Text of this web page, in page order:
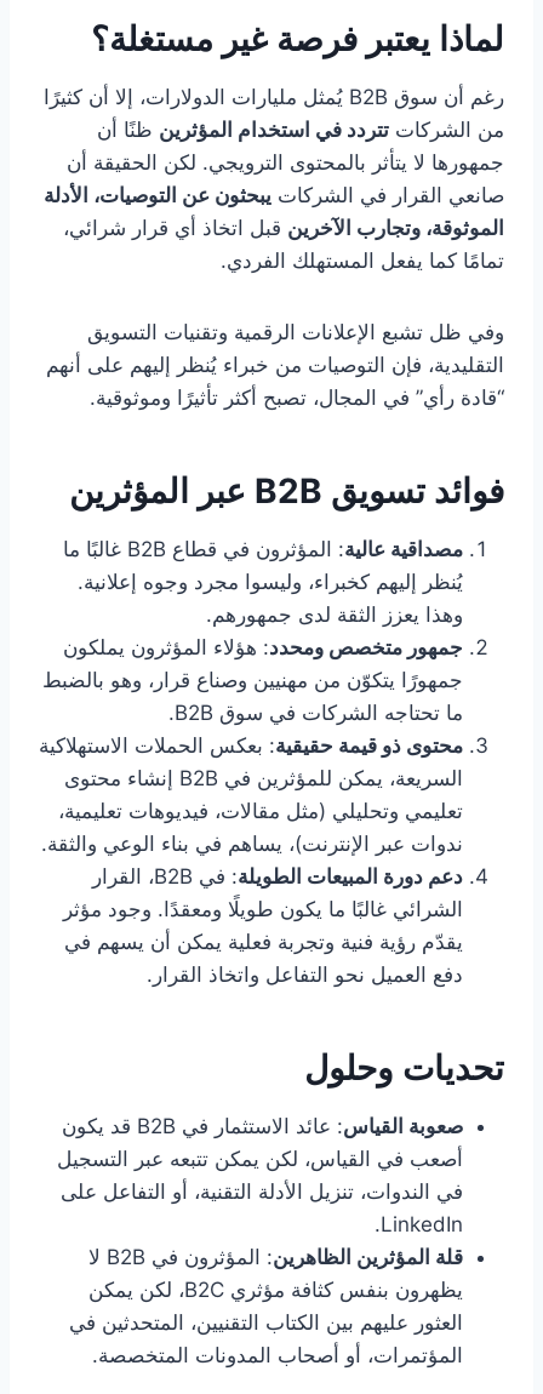
لماذا يعتبر فرصة غير مستغلة؟
رغم أن سوق B2B يُمثل مليارات الدولارات، إلا أن كثيرًا
من الشركات تتردد في استخدام المؤثرين ظنًا أن
جمهورها لا يتأثر بالمحتوى الترويجي. لكن الحقيقة أن
صانعي القرار في الشركات يبحثون عن التوصيات، الأدلة
الموثوقة، وتجارب الآخرين قبل اتخاذ أي قرار شرائي،
تمامًا كما يفعل المستهلك الفردي.
وفي ظل تشبع الإعلانات الرقمية وتقنيات التسويق
التقليدية، فإن التوصيات من خبراء يُنظر إليهم على أنهم
“قادة رأي” في المجال، تصبح أكثر تأثيرًا وموثوقية.
فوائد تسويق B2B عبر المؤثرين
مصداقية عالية
: المؤثرون في قطاع B2B غالبًا ما
يُنظر إليهم كخبراء، وليسوا مجرد وجوه إعلانية.
وهذا يعزز الثقة لدى جمهورهم.
جمهور متخصص ومحدد: هؤلاء المؤثرون يملكون
جمهورًا يتكوّن من مهنيين وصناع قرار، وهو بالضبط
ما تحتاجه الشركات في سوق B2B.
محتوى ذو قيمة حقيقية: بعكس الحملات الاستهلاكية
السريعة، يمكن للمؤثرين في B2B إنشاء محتوى
تعليمي وتحليلي (مثل مقالات، فيديوهات تعليمية،
ندوات عبر الإنترنت)، يساهم في بناء الوعي والثقة.
دعم دورة المبيعات الطويلة
: في B2B، القرار
الشرائي غالبًا ما يكون طويلًا ومعقدًا. وجود مؤثر
يقدّم رؤية فنية وتجربة فعلية يمكن أن يسهم في
دفع العميل نحو التفاعل واتخاذ القرار.
تحديات وحلول
صعوبة القياس
: عائد الاستثمار في B2B قد يكون
أصعب في القياس، لكن يمكن تتبعه عبر التسجيل
في الندوات، تنزيل الأدلة التقنية، أو التفاعل على
LinkedIn.
قلة المؤثرين الظاهرين
: المؤثرون في B2B لا
يظهرون بنفس كثافة مؤثري B2C، لكن يمكن
العثور عليهم بين الكتاب التقنيين، المتحدثين في
المؤتمرات، أو أصحاب المدونات المتخصصة.